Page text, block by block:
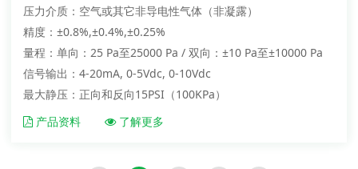
压力介质：空气或其它非导电性气体（非凝露）
精度：±0.8%,±0.4%,±0.25%
量程：单向：25 Pa至25000 Pa / 双向：±10 Pa至±10000 Pa
信号输出：4-20mA, 0-5Vdc, 0-10Vdc
最大静压：正向和反向15PSI（100KPa）
产品资料
了解更多